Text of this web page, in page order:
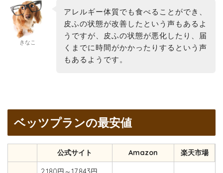
きなこ
アレルギー体質でも食べることができ、
皮ふの状態が改善したという声もあるよ
うですが、皮ふの状態が悪化したり、届
くまでに時間がかかったりするという声
もあるようです。
ベッツプランの最安値
公式サイト Amazon 楽天市場